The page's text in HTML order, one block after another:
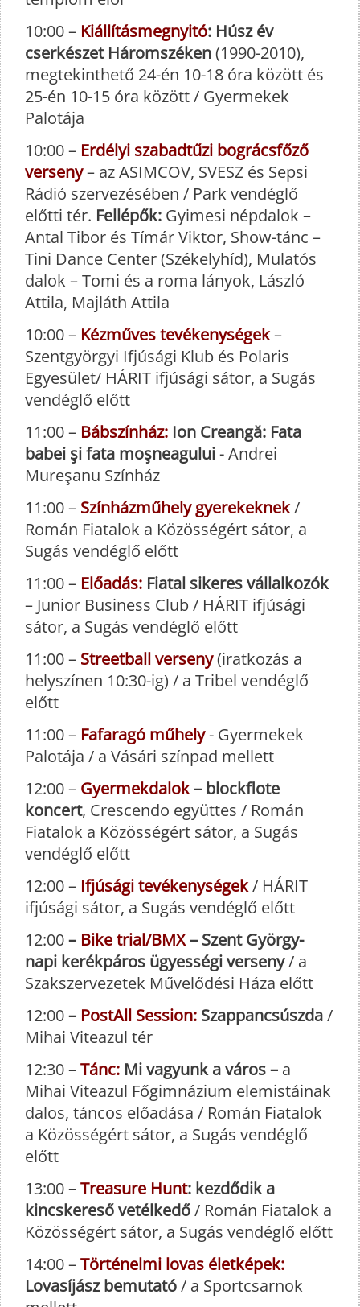
10:00 – Kiállításmegnyitó: Húsz év
cserkészet Háromszéken(1990-2010),
megtekinthető 24-én 10-18 óra között és
25-én 10-15 óra között / Gyermekek
Palotája
10:00 – Erdélyi szabadtűzi bográcsfőző
verseny– az ASIMCOV, SVESZ és Sepsi
Rádió szervezésében / Park vendéglő
előtti tér. Fellépők: Gyimesi népdalok –
Antal Tibor és Tímár Viktor, Show-tánc –
Tini Dance Center (Székelyhíd), Mulatós
dalok – Tomi és a roma lányok, László
Attila, Majláth Attila
10:00 – Kézműves tevékenységek–
Szentgyörgyi Ifjúsági Klub és Polaris
Egyesület/ HÁRIT ifjúsági sátor, a Sugás
vendéglő előtt
11:00 – Bábszínház: Ion Creangă: Fata
babei şi fata moşneagului- Andrei
Mureşanu Színház
11:00 – Színházműhely gyerekeknek/
Román Fiatalok a Közösségért sátor, a
Sugás vendéglő előtt
11:00 – Előadás: Fiatal sikeres vállalkozók
– Junior Business Club / HÁRIT ifjúsági
sátor, a Sugás vendéglő előtt
11:00 – Streetball verseny(iratkozás a
helyszínen 10:30-ig) / a Tribel vendéglő
előtt
11:00 – Fafaragó műhely- Gyermekek
Palotája / a Vásári színpad mellett
12:00 – Gyermekdalok– blockflote
koncert, Crescendo együttes / Román
Fiatalok a Közösségért sátor, a Sugás
vendéglő előtt
12:00 – Ifjúsági tevékenységek/ HÁRIT
ifjúsági sátor, a Sugás vendéglő előtt
12:00– Bike trial/BMX– Szent György-
napi kerékpáros ügyességi verseny/ a
Szakszervezetek Művelődési Háza előtt
12:00– PostAll Session: Szappancsúszda/
Mihai Viteazul tér
12:30 –Tánc: Mi vagyunk a város – a
Mihai Viteazul Főgimnázium elemistáinak
dalos, táncos előadása / Román Fiatalok
a Közösségért sátor, a Sugás vendéglő
előtt
13:00 –Treasure Hunt: kezdődik a
kincskereső vetélkedő/ Román Fiatalok a
Közösségért sátor, a Sugás vendéglő előtt
14:00 –Történelmi lovas életképek:
Lovasíjász bemutató/ a Sportcsarnok